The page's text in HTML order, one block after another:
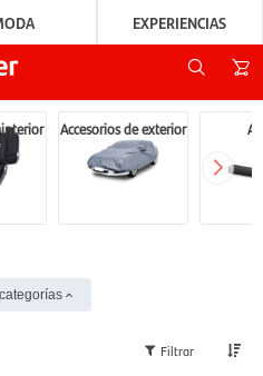
EXPERIENCIAS
interior Accesorios de exterior